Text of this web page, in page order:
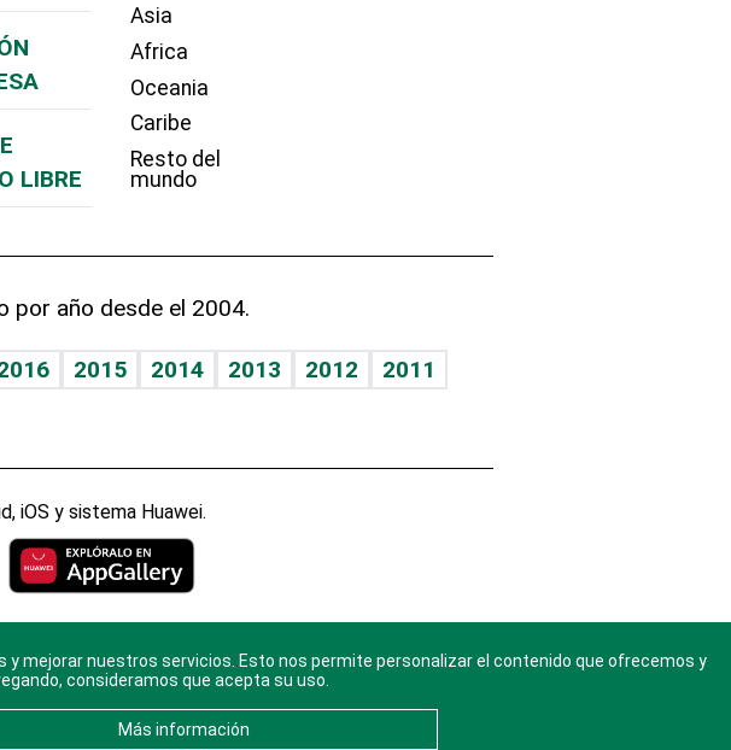
LIBRE
Asia
Africa
Oceania
Caribe
Resto del
mundo
por año desde el 2004.
2015 2014 2013 2012
2011
iOS y sistema Huawei.
Consulta elAviso Legal . Ponte
sobreDiario Libre
mejorar nuestros servicios. Esto nos permite personalizar el contenido que ofrecemos y
consideramos que acepta su uso.
Más información